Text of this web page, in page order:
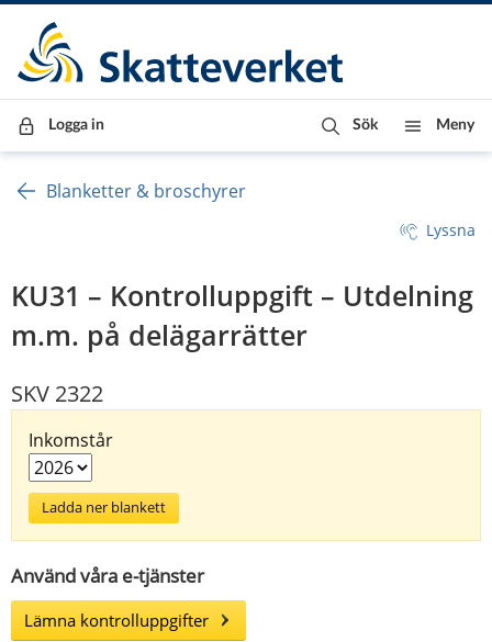
Till innehåll
Till navigationen
Till chattrobot
Logga in Sök Meny
Blanketter & broschyrer
Lyssna
KU31 – Kontrolluppgift – Utdelning
m.m. på delägarrätter
SKV 2322
Inkomstår
Ladda ner blankett
Använd våra e-tjänster
Lämna kontrolluppgifter